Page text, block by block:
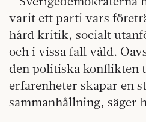
varit ett parti vars
hård kritik, socialt
och i vissa fall våld.
den politiska konflikten
erfarenheter skapar en
sammanhållning, säger